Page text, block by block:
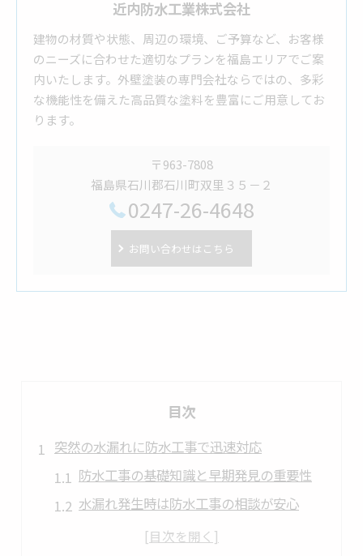
近内防水工業株式会社
建物の材質や状態、周辺の環境、ご予算など、お客様
のニーズに合わせた適切なプランを福島エリアでご案
内いたします。外壁塗装の専門会社ならではの、多彩
な機能性を備えた高品質な塗料を豊富にご用意してお
ります。
〒963-7808
福島県石川郡石川町双里３５－２
0247-26-4648
お問い合わせはこちら
目次
突然の水漏れに防水工事で迅速対応
防水工事の基礎知識と早期発見の重要性
水漏れ発生時は防水工事の相談が安心
防水工事による即時トラブル解決の流れ